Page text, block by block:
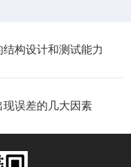
构设计和测试能力
误差的几大因素